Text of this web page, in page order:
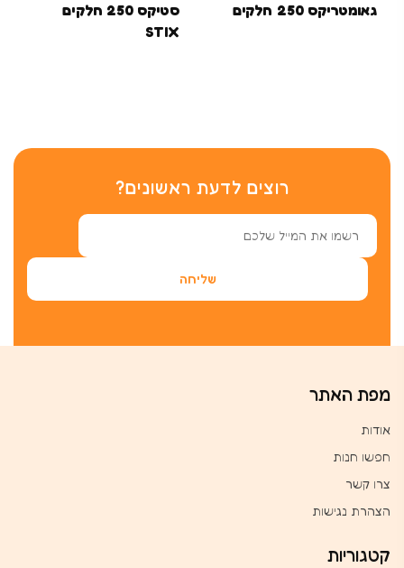
גאומטריקס 250 חלקים
סטיקס 250 חלקים
STIX
רוצים לדעת ראשונים?
מפת האתר
אודות
חפשו חנות
צרו קשר
הצהרת נגישות
קטגוריות